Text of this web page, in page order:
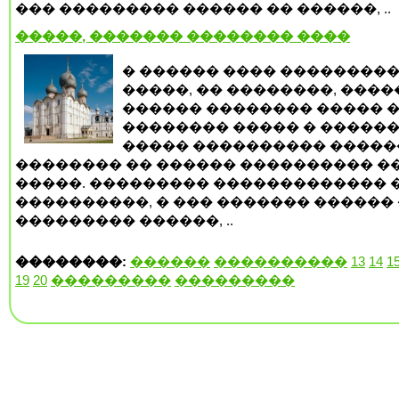
��� ��������� ������ �� ������, ..
�����, ������� �������� ����
� ������ ����
�����, �� ��������,
������ �������� �����
�������� ����� � ������
����� ����������
�������� �� ������ ����������
�����. ��������� �������������
����������, � ��� ������� ������
��������� ������, ..
��������: ������ ���������� 13 14
19 20 ��������� ���������